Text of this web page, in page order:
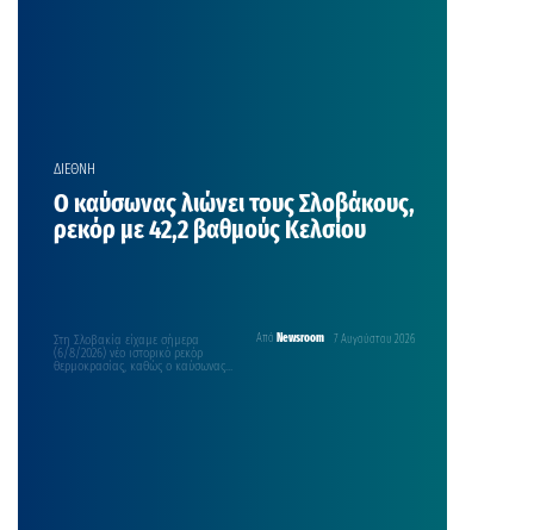
ΔΙΕΘΝΗ
Ο καύσωνας λιώνει τους Σλοβάκους,
ρεκόρ με 42,2 βαθμούς Κελσίου
Από Newsroom 7 Αυγούστου 2026
Στη Σλοβακία είχαμε σήμερα
(6/8/2026) νέο ιστορικό ρεκόρ
θερμοκρασίας, καθώς ο καύσωνας